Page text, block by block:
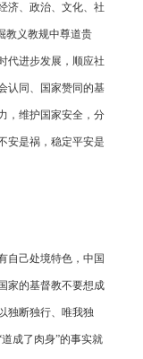
济、政治、文化、社
教义教规中尊道贵
代进步发展，顺应社
认同、国家赞同的基
，维护国家安全，分
安是祸，稳定平安是
己处境特色，中国
家的基督教不要想成
独断独行、唯我独
成了肉身”的事实就